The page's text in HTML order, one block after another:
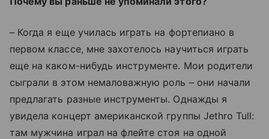
– Когда я еще училась играть на фортепиано в
первом классе, мне захотелось научиться играть
еще на каком-нибудь инструменте. Мои родители
сыграли в этом немаловажную роль – они начали
предлагать разные инструменты. Однажды я
увидела концерт американской группы Jethro Tull:
там мужчина играл на флейте стоя на одной